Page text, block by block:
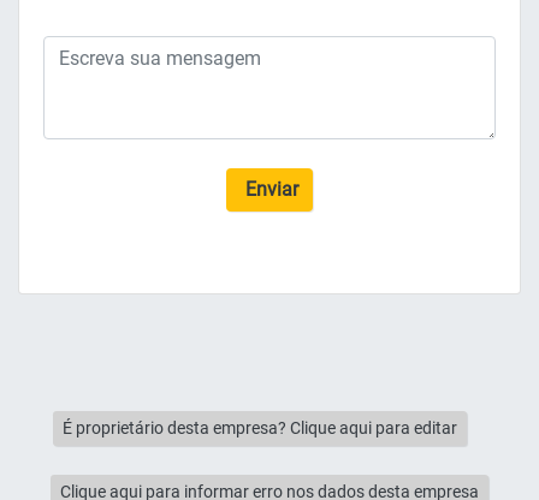
Enviar
É proprietário desta empresa? Clique aqui para editar
Clique aqui para informar erro nos dados desta empresa